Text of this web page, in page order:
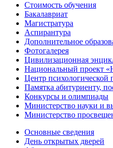
Стоимость обучения
Бакалавриат
Магистратура
Аспирантура
Дополнительное
Фотогалерея
Цивилизационная
Национальный проект
Центр психологической
Памятка абитуриенту,
Конкурсы и олимпиады
Министерство науки и
Министерство
Основные сведения
День открытых дверей